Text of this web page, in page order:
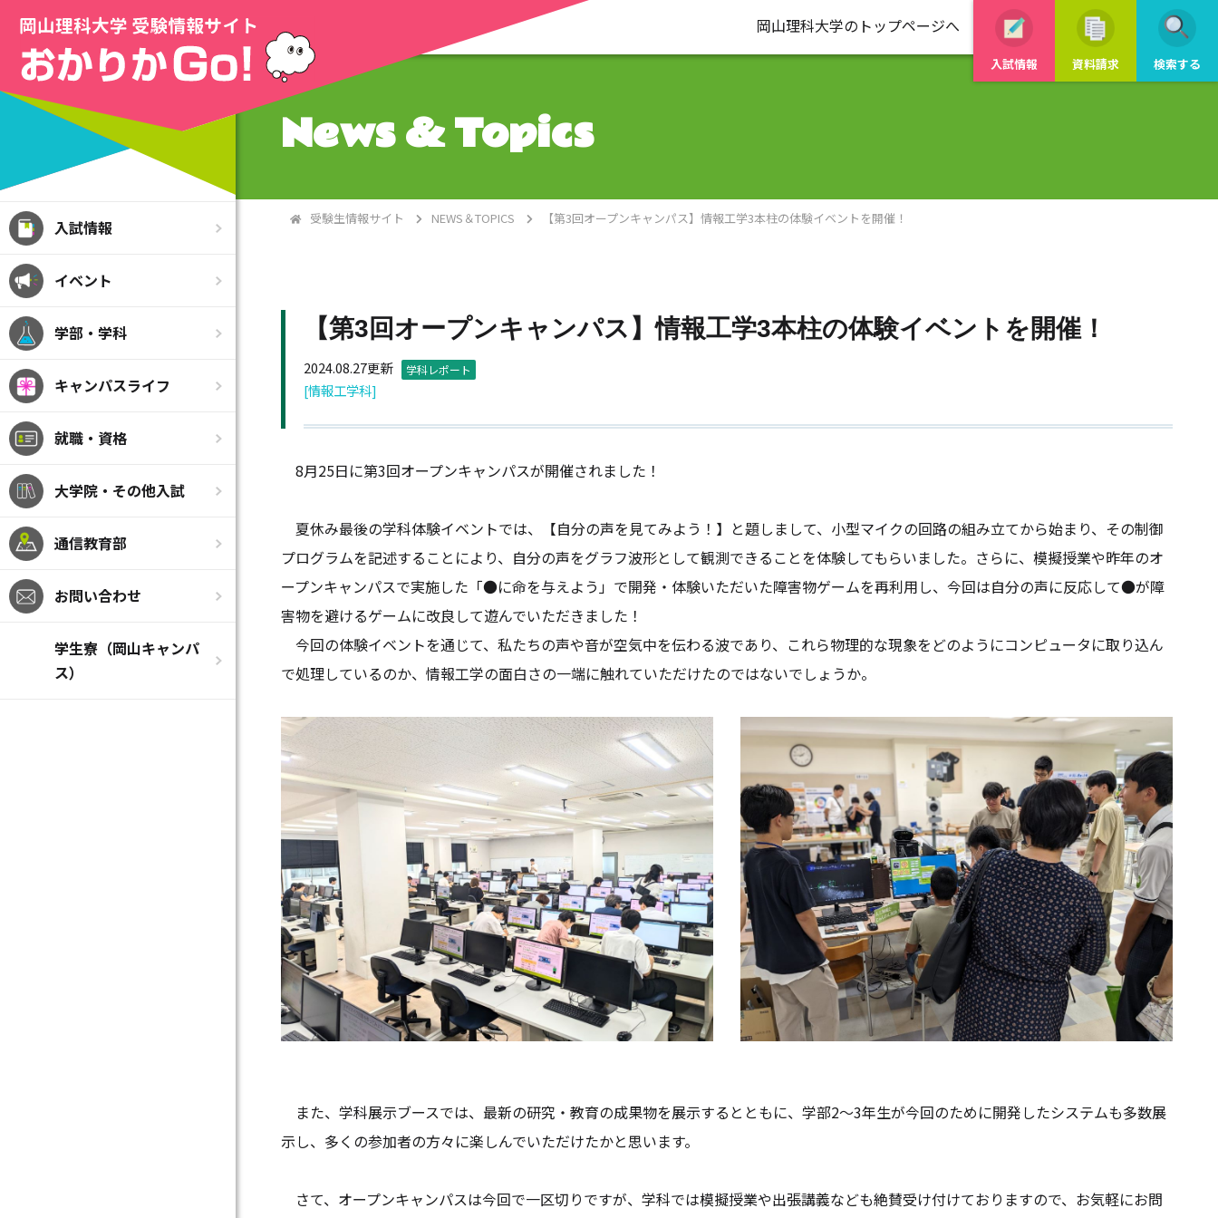
入試情報
イベント
学部・学科
キャンパスライフ
就職・資格
大学院・その他入試
通信教育部
お問い合わせ
学生寮（岡山キャンパ
ス）
岡山理科大学のトップページへ
入試情報 資料請求 検索する
News & Topics
受験生情報サイト NEWS＆TOPICS 【第3回オープンキャンパス】情報工学3本柱の体験イベントを開催！
【第3回オープンキャンパス】情報工学3本柱の体験イベントを開催！
2024.08.27更新 学科レポート
[情報工学科]
8月25日に第3回オープンキャンパスが開催されました！
夏休み最後の学科体験イベントでは、【自分の声を見てみよう！】と題しまして、小型マイクの回路の組み立てから始まり、その制御
プログラムを記述することにより、自分の声をグラフ波形として観測できることを体験してもらいました。さらに、模擬授業や昨年のオ
ープンキャンパスで実施した「●に命を与えよう」で開発・体験いただいた障害物ゲームを再利用し、今回は自分の声に反応して●が障
害物を避けるゲームに改良して遊んでいただきました！
今回の体験イベントを通じて、私たちの声や音が空気中を伝わる波であり、これら物理的な現象をどのようにコンピュータに取り込ん
で処理しているのか、情報工学の面白さの一端に触れていただけたのではないでしょうか。
また、学科展示ブースでは、最新の研究・教育の成果物を展示するとともに、学部2～3年生が今回のために開発したシステムも多数展
示し、多くの参加者の方々に楽しんでいただけたかと思います。
さて、オープンキャンパスは今回で一区切りですが、学科では模擬授業や出張講義なども絶賛受け付けておりますので、お気軽にお問